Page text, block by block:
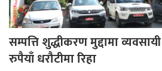
सम्पत्ति शुद्धीकरण मुद्दामा
रुपैयाँ धरौटीमा रिहा